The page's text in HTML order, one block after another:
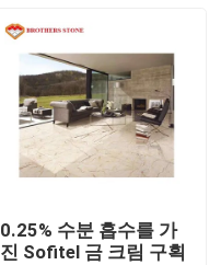
0.25% 수분 흡수를 가
진 Sofitel 금 크림 구획